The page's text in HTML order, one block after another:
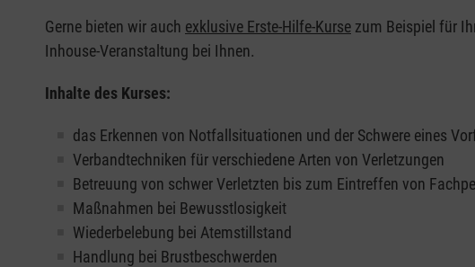
Gerne bieten wir auch exklusive Erste-Hilfe-Kurse zum Beispiel für
Inhouse-Veranstaltung bei Ihnen.
Inhalte des Kurses:
das Erkennen von Notfallsituationen und der Schwere eines
Verbandtechniken für verschiedene Arten von Verletzungen
Betreuung von schwer Verletzten bis zum Eintreffen von
Maßnahmen bei Bewusstlosigkeit
Wiederbelebung bei Atemstillstand
Handlung bei Brustbeschwerden